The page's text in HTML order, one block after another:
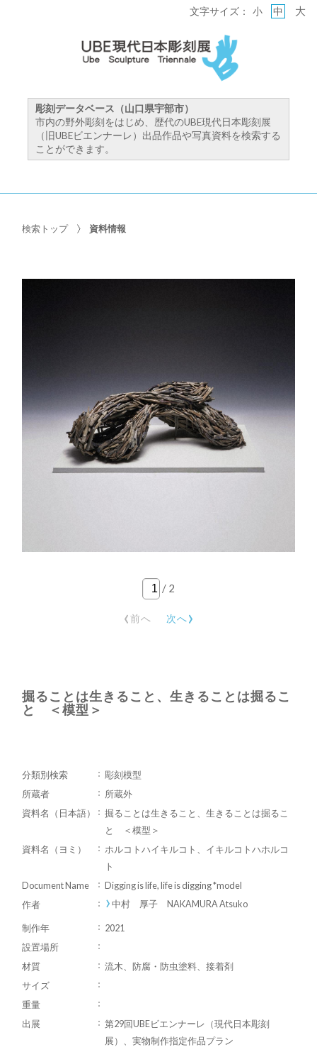
彫刻データベース（山口県宇部市）
市内の野外彫刻をはじめ、歴代のUBE現代日本彫刻展
（旧UBEビエンナーレ）出品作品や写真資料を検索する
ことができます。
文字サイズ： 小 中 大
検索トップ 資料情報
/ 2
‹前へ 次へ›
掘ることは生きること、生きることは掘るこ
と ＜模型＞
分類別検索
彫刻模型
所蔵者
所蔵外
資料名（日本語）
掘ることは生きること、生きることは掘るこ
と ＜模型＞
資料名（ヨミ）
ホルコトハイキルコト、イキルコトハホルコ
ト
Document Name
Digging is life, life is digging *model
作者
中村 厚子 NAKAMURA Atsuko
制作年
2021
設置場所
材質
流木、防腐・防虫塗料、接着剤
サイズ
重量
出展
第29回UBEビエンナーレ（現代日本彫刻
展）、実物制作指定作品プラン